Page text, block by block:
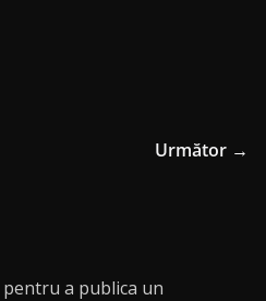
Următor →
pentru a publica un